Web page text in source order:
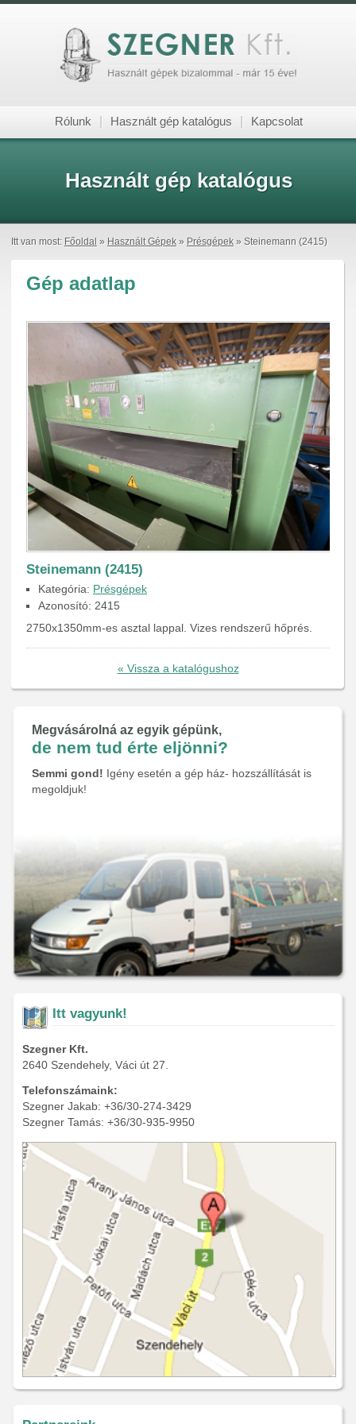
Rólunk Használt gép katalógus Kapcsolat
Használt gép katalógus
Itt van most: Főoldal » Használt Gépek » Présgépek » Steinemann (2415)
Gép adatlap
Steinemann (2415)
Kategória: Présgépek
Azonosító: 2415
2750x1350mm-es asztal lappal. Vizes rendszerű hőprés.
« Vissza a katalógushoz
Megvásárolná az egyik gépünk,
de nem tud érte eljönni?
Semmi gond! Igény esetén a gép ház- hozszállítását is
megoldjuk!
Itt vagyunk!
Szegner Kft.
2640 Szendehely, Váci út 27.
Telefonszámaink:
Szegner Jakab: +36/30-274-3429
Szegner Tamás: +36/30-935-9950